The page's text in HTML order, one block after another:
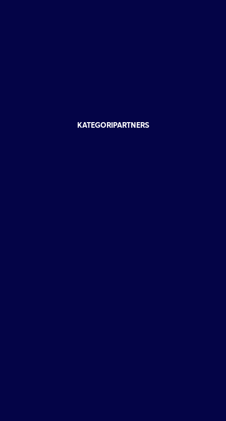
KATEGORIPARTNERS